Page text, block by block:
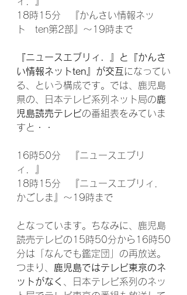
18時15分　『かんさい情報ネッ
ト　ten第2部』～19時まで
『ニュースエブリィ．』と『かんさ
い情報ネットten』が交互 になってい
る、という構成です。では、鹿児島
県の、日本テレビ系列ネット局の鹿
児島読売テレビの番組表をみていま
すと・・
16時50分　『ニュースエブリ
ィ．』
18時15分　『ニュースエブリィ．
かごしま』～19時まで
となっています。ちなみに、鹿児島
読売テレビの15時50分から16時50
分は「なんでも鑑定団」の再放送。
つまり、 鹿児島ではテレビ東京のネ
ットがなく
、日本テレビ系列のネッ